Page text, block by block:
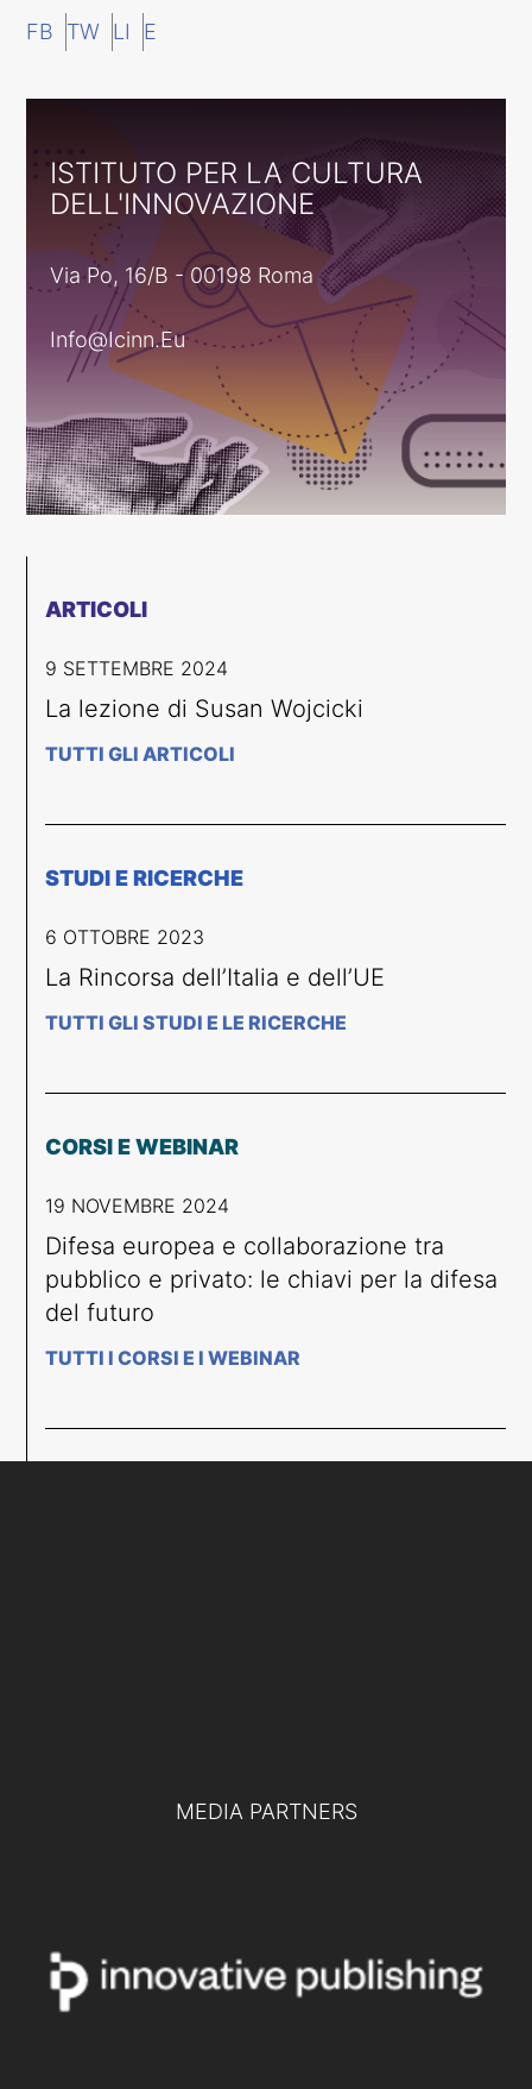
FB TW LI E
ISTITUTO PER LA CULTURA
DELL'INNOVAZIONE
Via Po, 16/B - 00198 Roma
Info@icinn.eu
ARTICOLI
9 SETTEMBRE 2024
La lezione di Susan Wojcicki
TUTTI GLI ARTICOLI
STUDI E RICERCHE
6 OTTOBRE 2023
La Rincorsa dell’Italia e dell’UE
TUTTI GLI STUDI E LE RICERCHE
CORSI E WEBINAR
19 NOVEMBRE 2024
Difesa europea e collaborazione tra
pubblico e privato: le chiavi per la difesa
del futuro
TUTTI I CORSI E I WEBINAR
MEDIA PARTNERS